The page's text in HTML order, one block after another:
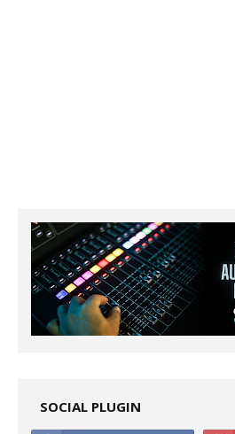
SOCIAL PLUGIN